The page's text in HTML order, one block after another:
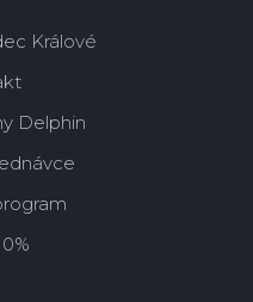
Králové
Delphin